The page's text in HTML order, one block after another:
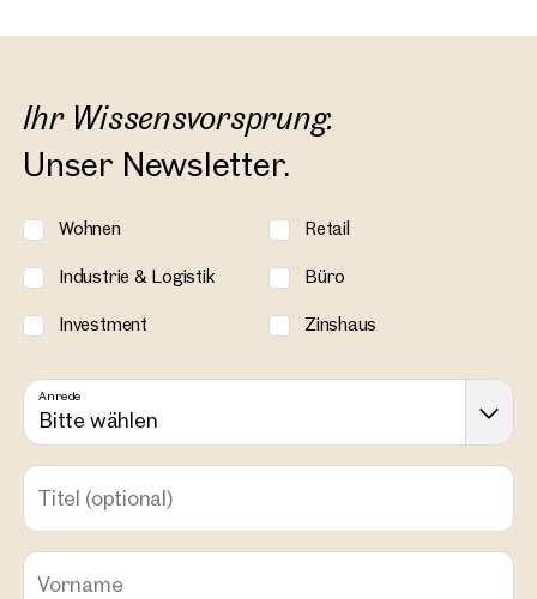
Ihr Wissensvorsprung.
Unser Newsletter.
Wohnen Retail
Industrie & Logistik Büro
Investment Zinshaus
Anrede
Bitte wählen
Titel (optional)
Vorname